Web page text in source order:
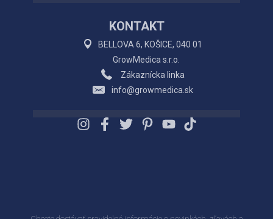
KONTAKT
BELLOVA 6, KOŠICE, 040 01
GrowMedica s.r.o.
Zákaznícka linka
info@growmedica.sk